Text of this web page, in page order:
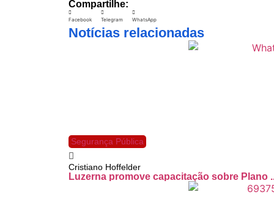
Compartilhe:
Facebook Telegram WhatsApp
Notícias relacionadas
Segurança Pública
Cristiano Hoffelder
Luzerna promove capacitação sobre Plano